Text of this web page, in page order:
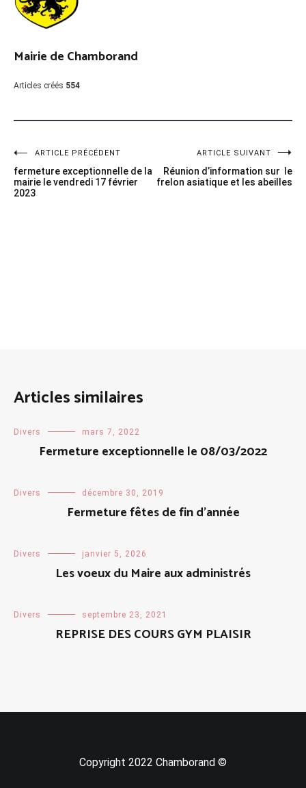
Mairie de Chamborand
Articles créés 554
Navigation
de
ARTICLE PRÉCÉDENT
fermeture exceptionnelle de la
mairie le vendredi 17 février
2023
ARTICLE SUIVANT
Réunion d’information sur le
frelon asiatique et les abeilles
Articles similaires
Divers mars 7, 2022
Fermeture exceptionnelle le 08/03/2022
Divers décembre 30, 2019
Fermeture fêtes de fin d’année
Divers janvier 5, 2026
Les voeux du Maire aux administrés
Divers septembre 23, 2021
REPRISE DES COURS GYM PLAISIR
Copyright 2022 Chamborand ©